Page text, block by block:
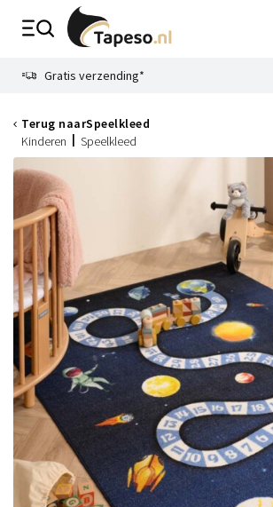
Gratis verzending*
Terug naarSpeelkleed
Kinderen
Speelkleed